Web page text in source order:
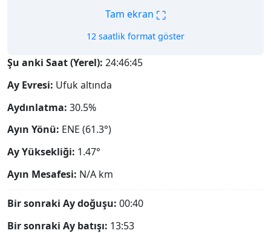
Tam ekran ⛶
12 saatlik format göster
Şu anki Saat (Yerel): 24:46:46
Ay Evresi: Ufuk altında
Aydınlatma: 30.5%
Ayın Yönü: ENE (61.3°)
Ay Yüksekliği: 1.47°
Ayın Mesafesi: N/A km
Bir sonraki Ay doğuşu: 00:40
Bir sonraki Ay batışı: 13:53